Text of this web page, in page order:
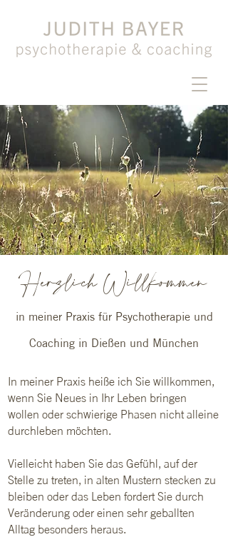
Herzlich Willkommen
in meiner Praxis für Psychotherapie und
Coaching in Dießen und München
In meiner Praxis heiße ich Sie willkommen,
wenn Sie Neues in Ihr Leben bringen
wollen oder schwierige Phasen nicht alleine
durchleben möchten.
Vielleicht haben Sie das Gefühl, auf der
Stelle zu treten, in alten Mustern stecken zu
bleiben oder das Leben fordert Sie durch
Veränderung oder einen sehr geballten
Alltag besonders heraus.